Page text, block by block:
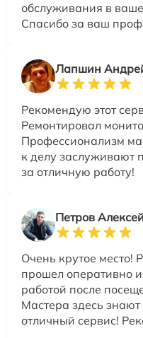
обслуживания в
Спасибо за ваш
Лапшин
Рекомендую этот
Ремонтировал
Профессионализм
к делу заслуживают
за отличную работу!
Петров Алексей
Очень крутое место!
прошел оперативно
работой после
Мастера здесь
отличный сервис!